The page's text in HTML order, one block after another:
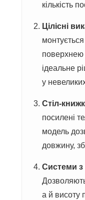
кількість
Цілісні
поверхнею
ідеальне
у
Стіл-
посилені
модель
довжину,
Системи з
а й висоту